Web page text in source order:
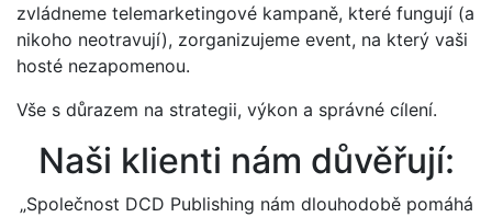
zvládneme telemarketingové kampaně, které fungují (a
nikoho neotravují), zorganizujeme event, na který vaši
hosté nezapomenou.
Vše s důrazem na strategii, výkon a správné cílení.
Naši klienti nám důvěřují:
„Společnost DCD Publishing nám dlouhodobě pomáhá